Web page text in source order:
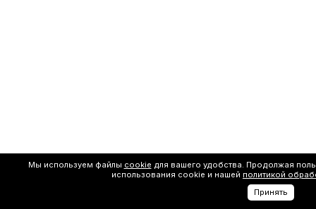
Мы используем файлы cookie для вашего удобства. Продолжая
использования cookie и нашей политикой
Принять